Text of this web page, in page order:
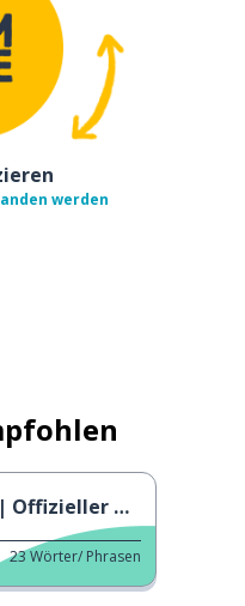
werden
Trailer
23Wörter/ Phrasen